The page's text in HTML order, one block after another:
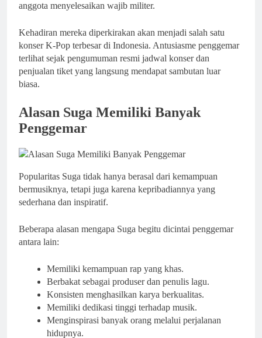
anggota menyelesaikan wajib militer.
Kehadiran mereka diperkirakan akan menjadi salah satu
konser K-Pop terbesar di Indonesia. Antusiasme penggemar
terlihat sejak pengumuman resmi jadwal konser dan
penjualan tiket yang langsung mendapat sambutan luar
biasa.
Alasan Suga Memiliki Banyak
Penggemar
Popularitas Suga tidak hanya berasal dari kemampuan
bermusiknya, tetapi juga karena kepribadiannya yang
sederhana dan inspiratif.
Beberapa alasan mengapa Suga begitu dicintai penggemar
antara lain:
Memiliki kemampuan rap yang khas.
Berbakat sebagai produser dan penulis lagu.
Konsisten menghasilkan karya berkualitas.
Memiliki dedikasi tinggi terhadap musik.
Menginspirasi banyak orang melalui perjalanan
hidupnya.